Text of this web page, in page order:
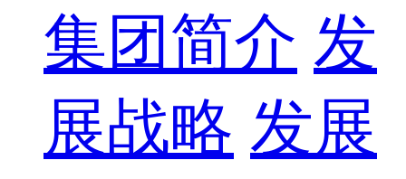
集团简介 发
展战略 发展